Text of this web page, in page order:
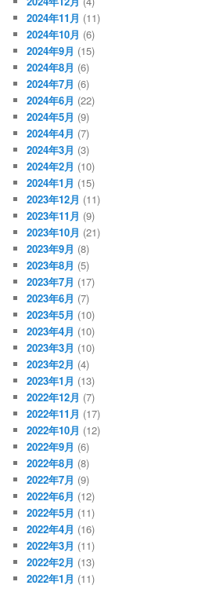
2024年11月 (11)
2024年10月 (6)
2024年9月 (15)
2024年8月 (6)
2024年7月 (6)
2024年6月 (22)
2024年5月 (9)
2024年4月 (7)
2024年3月 (3)
2024年2月 (10)
2024年1月 (15)
2023年12月 (11)
2023年11月 (9)
2023年10月 (21)
2023年9月 (8)
2023年8月 (5)
2023年7月 (17)
2023年6月 (7)
2023年5月 (10)
2023年4月 (10)
2023年3月 (10)
2023年2月 (4)
2023年1月 (13)
2022年12月 (7)
2022年11月 (17)
2022年10月 (12)
2022年9月 (6)
2022年8月 (8)
2022年7月 (9)
2022年6月 (12)
2022年5月 (11)
2022年4月 (16)
2022年3月 (11)
2022年2月 (13)
2022年1月 (11)